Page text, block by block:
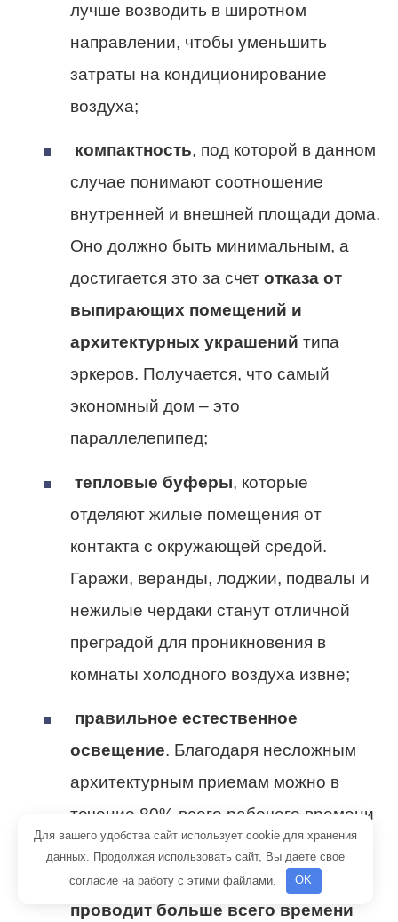
лучше возводить в широтном
направлении, чтобы уменьшить
затраты на кондиционирование
воздуха;
компактность, под которой в данном
случае понимают соотношение
внутренней и внешней площади дома.
Оно должно быть минимальным, а
достигается это за счет отказа от
выпирающих помещений и
архитектурных украшений типа
эркеров. Получается, что самый
экономный дом – это
параллелепипед;
тепловые буферы, которые
отделяют жилые помещения от
контакта с окружающей средой.
Гаражи, веранды, лоджии, подвалы и
нежилые чердаки станут отличной
преградой для проникновения в
комнаты холодного воздуха извне;
правильное естественное
освещение. Благодаря несложным
архитектурным приемам можно в
течение 80% всего рабочего времени
освещать дом с помощью солнечных
лучей. Помещения,где семья
проводит больше всего времени
Для вашего удобства сайт использует cookie для хранения
данных. Продолжая использовать сайт, Вы даете свое
согласие на работу с этими файлами.
OK